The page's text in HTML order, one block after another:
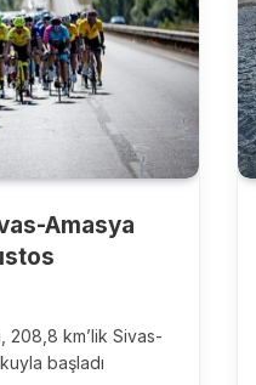
Amasya
208,8 km’lik Sivas-
başladı